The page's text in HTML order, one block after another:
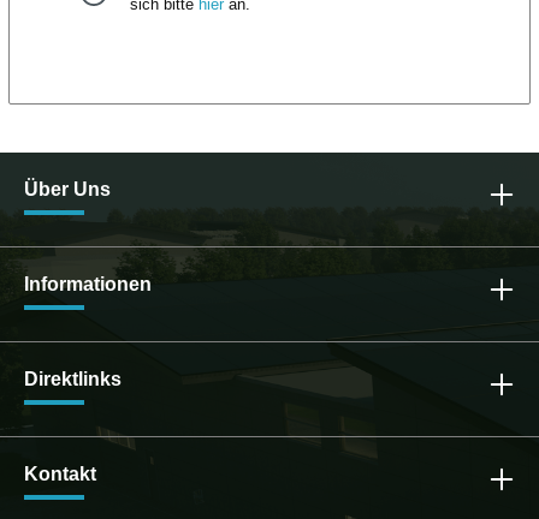
Jahre Produktgarantie30 Jahre lineare
sich bitte hier an.
Über Uns
Informationen
Direktlinks
Kontakt